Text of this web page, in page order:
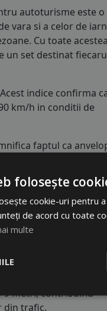
autoturisme este o
vara si a celor de
Cu toate
un set destinat
indice confirma
km/h in conditii de
faptul ca
fiecare roata in
de consum de
C, consumul de
va avea o
cu 4 anvelope cu
o anvelopa din clasa
9 metri, contribuind
din trafic.
folosește
cookie-uri pentru
de acord cu toate
multe